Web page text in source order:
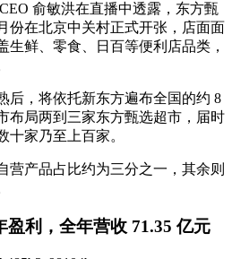
俞敏洪在直播中透露，东方甄
份在北京中关村正式开张，店面面
生鲜、零食、日百等便利店品类，
后，将依托新东方遍布全国的约 8
布局两到三家东方甄选超市，届时
十家乃至上百家。
营产品占比约为三分之一，其余则
利，全年营收 71.35 亿元